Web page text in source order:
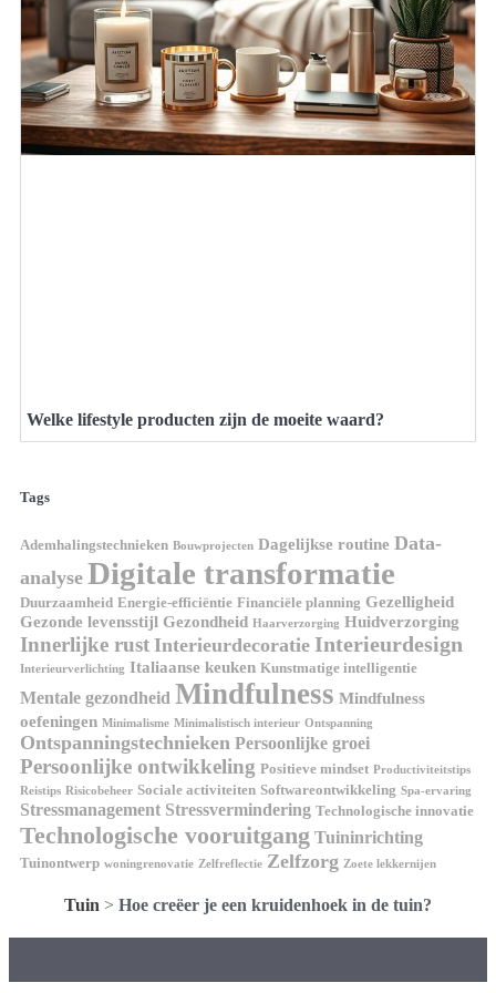
Welke lifestyle producten zijn de moeite waard?
Tags
Ademhalingstechnieken Bouwprojecten Dagelijkse routine Data-
analyse Digitale transformatie
Duurzaamheid Energie-efficiëntie Financiële planning Gezelligheid
Gezonde levensstijl Gezondheid Haarverzorging Huidverzorging
Innerlijke rust Interieurdecoratie Interieurdesign
Interieurverlichting Italiaanse keuken Kunstmatige intelligentie
Mentale gezondheid Mindfulness Mindfulness
oefeningen Minimalisme Minimalistisch interieur Ontspanning
Ontspanningstechnieken Persoonlijke groei
Persoonlijke ontwikkeling Positieve mindset Productiviteitstips
Reistips Risicobeheer Sociale activiteiten Softwareontwikkeling Spa-ervaring
Stressmanagement Stressvermindering Technologische innovatie
Technologische vooruitgang Tuininrichting
Tuinontwerp woningrenovatie Zelfreflectie Zelfzorg Zoete lekkernijen
Tuin > Hoe creëer je een kruidenhoek in de tuin?